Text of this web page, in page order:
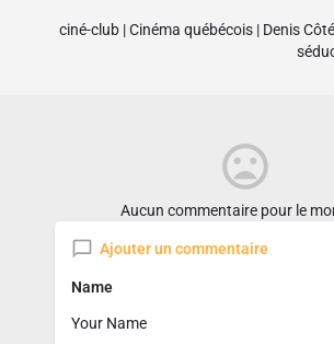
ciné-club |Cinéma québécois | Denis Côté
Aucun commentaire pour le
Ajouter un commentaire
Name